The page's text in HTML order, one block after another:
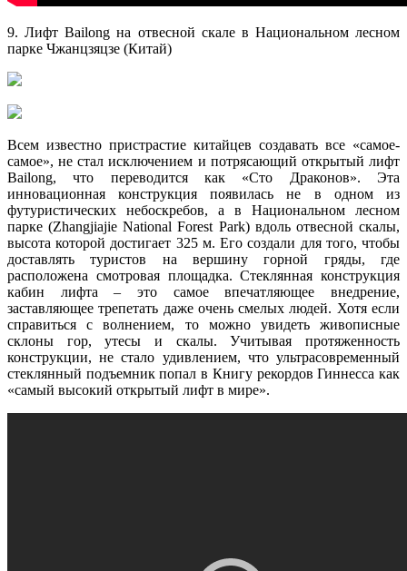
9. Лифт Bailong на отвесной скале в Национальном лесном
парке Чжанцзяцзе (Китай)
Всем известно пристрастие китайцев создавать все «самое-
самое», не стал исключением и потрясающий открытый лифт
Bailong, что переводится как «Сто Драконов». Эта
инновационная конструкция появилась не в одном из
футуристических небоскребов, а в Национальном лесном
парке (Zhangjiajie National Forest Park) вдоль отвесной скалы,
высота которой достигает 325 м. Его создали для того, чтобы
доставлять туристов на вершину горной гряды, где
расположена смотровая площадка. Стеклянная конструкция
кабин лифта – это самое впечатляющее внедрение,
заставляющее трепетать даже очень смелых людей. Хотя если
справиться с волнением, то можно увидеть живописные
склоны гор, утесы и скалы. Учитывая протяженность
конструкции, не стало удивлением, что ультрасовременный
стеклянный подъемник попал в Книгу рекордов Гиннесса как
«самый высокий открытый лифт в мире».